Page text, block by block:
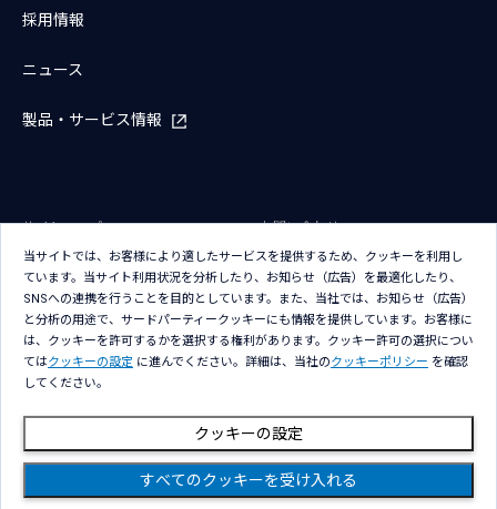
採用情報
ニュース
製品・サービス情報
サイトマップ
お問い合わせ
サイトのご利用条件
プライバシーポリシー
アクセシビリティポリシー
クッキー（Cookie）ポリシー
クッキー（Cookie）プリファレン
ス
Copyright © NTT DATA Group Corporation
当サイトでは、お客様により適したサービスを提供するため、クッキーを利用し
ています。当サイト利用状況を分析したり、お知らせ（広告）を最適化したり、
SNSへの連携を行うことを目的としています。また、当社では、お知らせ（広告）
と分析の用途で、サードパーティークッキーにも情報を提供しています。お客様に
は、クッキーを許可するかを選択する権利があります。クッキー許可の選択につい
てはクッキーの設定 に進んでください。詳細は、当社のクッキーポリシー を確認
してください。
すべてのクッキーを受け入れる
クッキーの設定